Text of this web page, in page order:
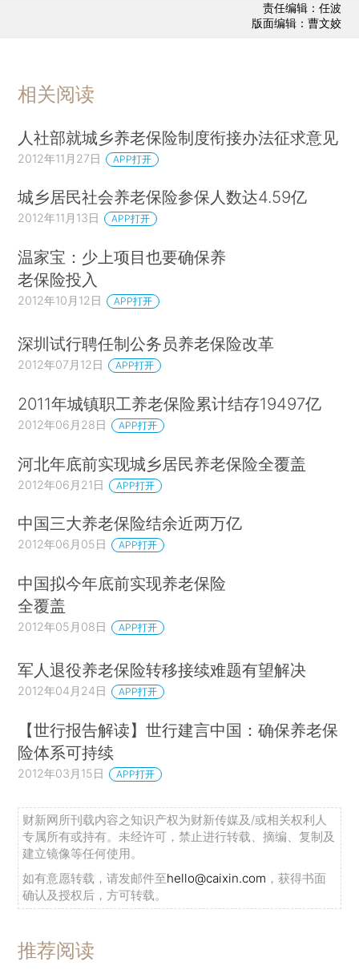
责任编辑：任波
版面编辑：曹文姣
相关阅读
人社部就城乡养老保险制度衔接办法征求意见
2012年11月27日 APP打开
城乡居民社会养老保险参保人数达4.59亿
2012年11月13日 APP打开
温家宝：少上项目也要确保养
老保险投入
2012年10月12日 APP打开
深圳试行聘任制公务员养老保险改革
2012年07月12日 APP打开
2011年城镇职工养老保险累计结存19497亿
2012年06月28日 APP打开
河北年底前实现城乡居民养老保险全覆盖
2012年06月21日 APP打开
中国三大养老保险结余近两万亿
2012年06月05日 APP打开
中国拟今年底前实现养老保险
全覆盖
2012年05月08日 APP打开
军人退役养老保险转移接续难题有望解决
2012年04月24日 APP打开
【世行报告解读】世行建言中国：确保养老保
险体系可持续
2012年03月15日 APP打开
财新网所刊载内容之知识产权为财新传媒及/或相关权利人
专属所有或持有。未经许可，禁止进行转载、摘编、复制及
建立镜像等任何使用。
如有意愿转载，请发邮件至hello@caixin.com ，获得书面
确认及授权后，方可转载。
推荐阅读